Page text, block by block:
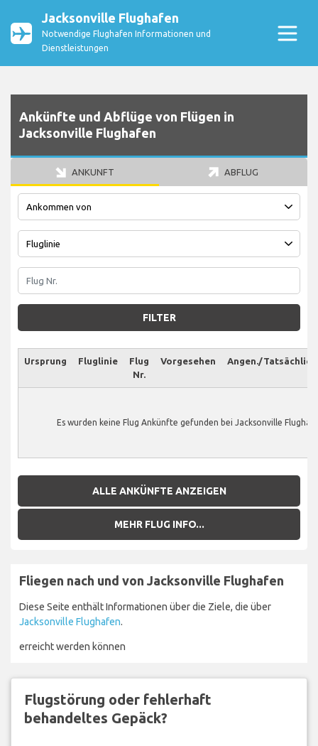
Jacksonville Flughafen
Notwendige Flughafen Informationen und
Dienstleistungen
Ankünfte und Abflüge von Flügen in
Jacksonville Flughafen
ANKUNFT ABFLUG
FILTER
Ursprung Fluglinie
Flug
Nr.
Vorgesehen Angen./Tatsächlich
Es wurden keine Flug Ankünfte gefunden bei Jacksonville
ALLE ANKÜNFTE ANZEIGEN
MEHR FLUG INFO...
Fliegen nach und von Jacksonville Flughafen
Diese Seite enthält Informationen über die Ziele, die über
Jacksonville Flughafen.
erreicht werden können
Flugstörung oder fehlerhaft
behandeltes Gepäck?